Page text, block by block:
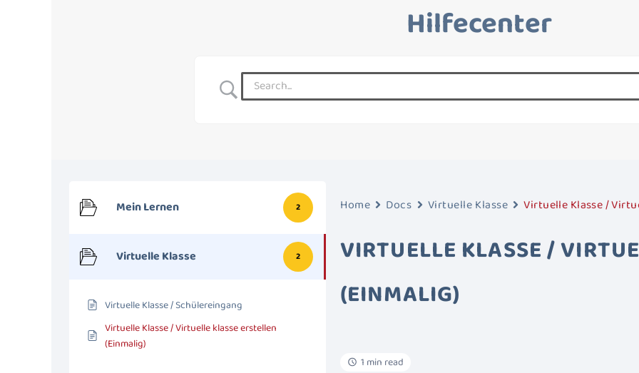
Hilfecenter
Mein Lernen 2
Virtuelle Klasse 2
Virtuelle Klasse / Schülereingang
Virtuelle Klasse / Virtuelle klasse erstellen
(Einmalig)
Home Docs Virtuelle Klasse Virtuelle Klasse /
VIRTUELLE KLASSE /
(EINMALIG)
1 min read